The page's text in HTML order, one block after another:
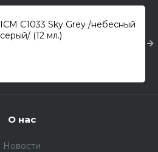
ICM C1033 Sky Grey /небесный
серый/ (12 мл.)
О нас
Новости